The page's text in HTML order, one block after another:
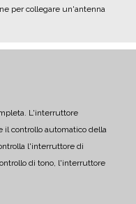
per collegare un'antenna
L'interruttore
controllo automatico della
l'interruttore di
di tono, l'interruttore